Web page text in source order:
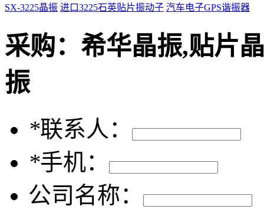
SX-3225晶振 进口3225石英贴片振动子 汽车电子GPS谐振器
采购： 希华晶振,贴片
振
*联系人：
*手机：
公司名称：